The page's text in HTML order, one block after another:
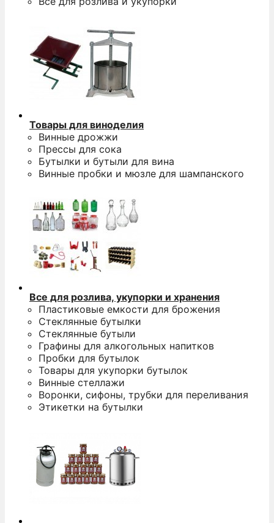
Товары для виноделия
Винные дрожжи
Прессы для сока
Бутылки и бутыли для вина
Винные пробки и мюзле для шампанского
Все для розлива, укупорки и хранения
Пластиковые емкости для брожения
Стеклянные бутылки
Стеклянные бутыли
Графины для алкогольных напитков
Пробки для бутылок
Товары для укупорки бутылок
Винные стеллажи
Воронки, сифоны, трубки для переливания
Этикетки на бутылки